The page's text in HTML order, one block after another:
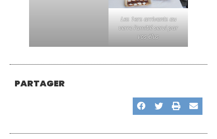
Les 1ers arrivants au
verre l’amitié servi par
vos élus
PARTAGER